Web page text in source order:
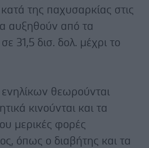
της παχυσαρκίας στις
αυξηθούν από τα
31,5 δισ. δολ. μέχρι το
θεωρούνται
κινούνται και τα
μερικές φορές
όπως ο διαβήτης και τα